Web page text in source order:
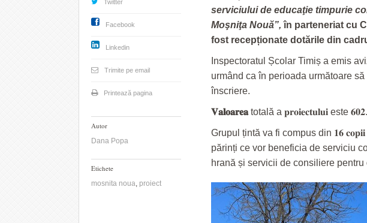
serviciului de educaţie timpurie
Moşniţa Nouă”, în parteneriat cu
fost recepționate dotările din
Inspectoratul Școlar Timiș a emis
urmând ca în perioada următoare
înscriere.
𝐕𝐚𝐥𝐨𝐚𝐫𝐞𝐚totală a 𝐩𝐫𝐨𝐢𝐞𝐜𝐭𝐮𝐥𝐮𝐢 este
Grupul țintă va fi compus din 𝟏𝟔
părinți ce vor beneficia de serviciu
hrană și servicii de consiliere pentru
Twitter
Facebook
Linkedin
Trimite pe email
Printează pagina
Autor
Dana Popa
Etichete
mosnita noua, proiect